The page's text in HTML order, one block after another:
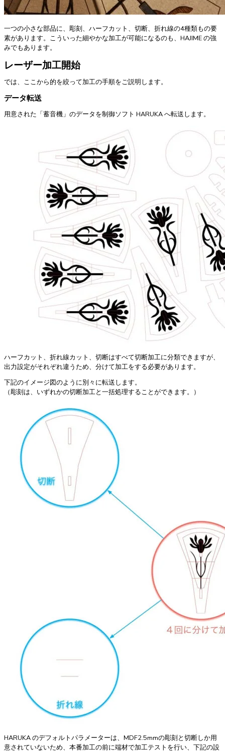
一つの小さな部品に、彫刻、ハーフカット、切断、折れ線の4種類もの要
素があります。こういった細やかな加工が可能になるのも、HAJIME の強
みでもあります。
レーザー加工開始
では、ここから的を絞って加工の手順をご説明します。
データ転送
用意された「蓄音機」のデータを制御ソフト HARUKA へ転送します。
ハーフカット、折れ線カット、切断はすべて切断加工に分類できますが、
出力設定がそれぞれ違うため、分けて加工をする必要があります。
下記のイメージ図のように別々に転送します。
（彫刻は、いずれかの切断加工と一括処理することができます。）
HARUKA のデフォルトパラメーターは、MDF2.5mmの彫刻と切断しか用
意されていないため、本番加工の前に端材で加工テストを行い、下記の設